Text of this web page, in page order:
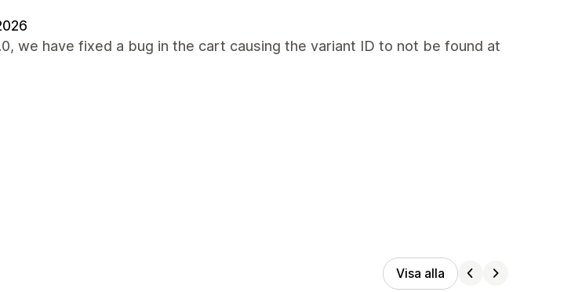
we have fixed a bug in the cart causing the variant ID to not be found at
Visa alla